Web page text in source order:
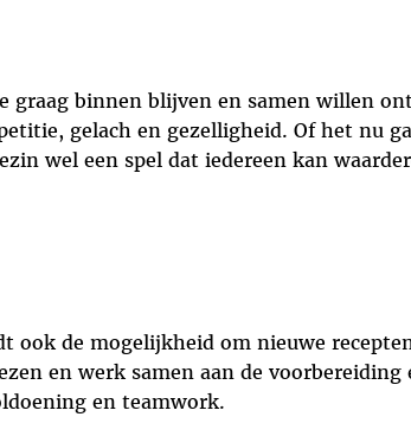
graag binnen blijven en samen willen
gelach en gezelligheid. Of het nu
wel een spel dat iedereen kan
ook de mogelijkheid om nieuwe
en werk samen aan de
en teamwork.